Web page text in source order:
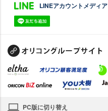
LINEアカウントメディア
PC版に切り替え